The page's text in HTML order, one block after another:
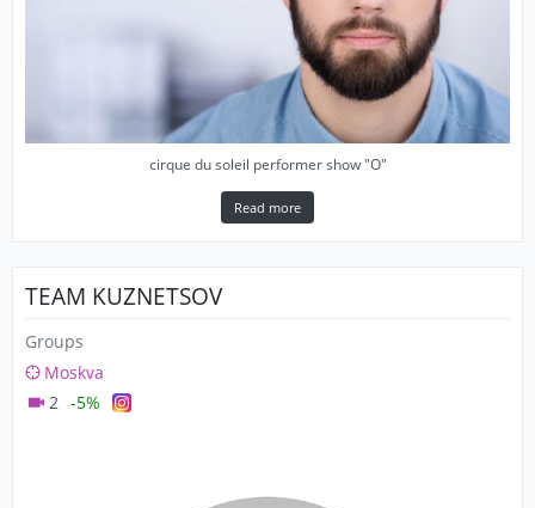
cirque du soleil performer show "O"
Read more
TEAM KUZNETSOV
Groups
Moskva
2 -5%